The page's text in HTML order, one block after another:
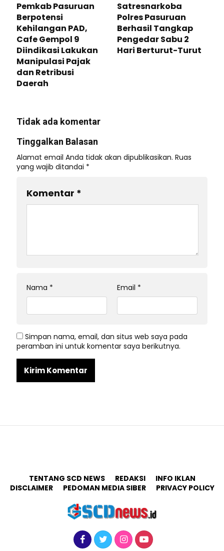
Pemkab Pasuruan
Berpotensi
Kehilangan PAD,
Cafe Gempol 9
Diindikasi Lakukan
Manipulasi Pajak
dan Retribusi
Daerah
Satresnarkoba
Polres Pasuruan
Berhasil Tangkap
Pengedar Sabu 2
Hari Berturut-Turut
Tidak ada komentar
Tinggalkan Balasan
Alamat email Anda tidak akan dipublikasikan. Ruas
yang wajib ditandai *
Komentar *
Nama * Email *
Simpan nama, email, dan situs web saya pada
peramban ini untuk komentar saya berikutnya.
TENTANG SCD NEWS REDAKSI
INFO IKLAN
DISCLAIMER
PEDOMAN MEDIA SIBER PRIVACY POLICY